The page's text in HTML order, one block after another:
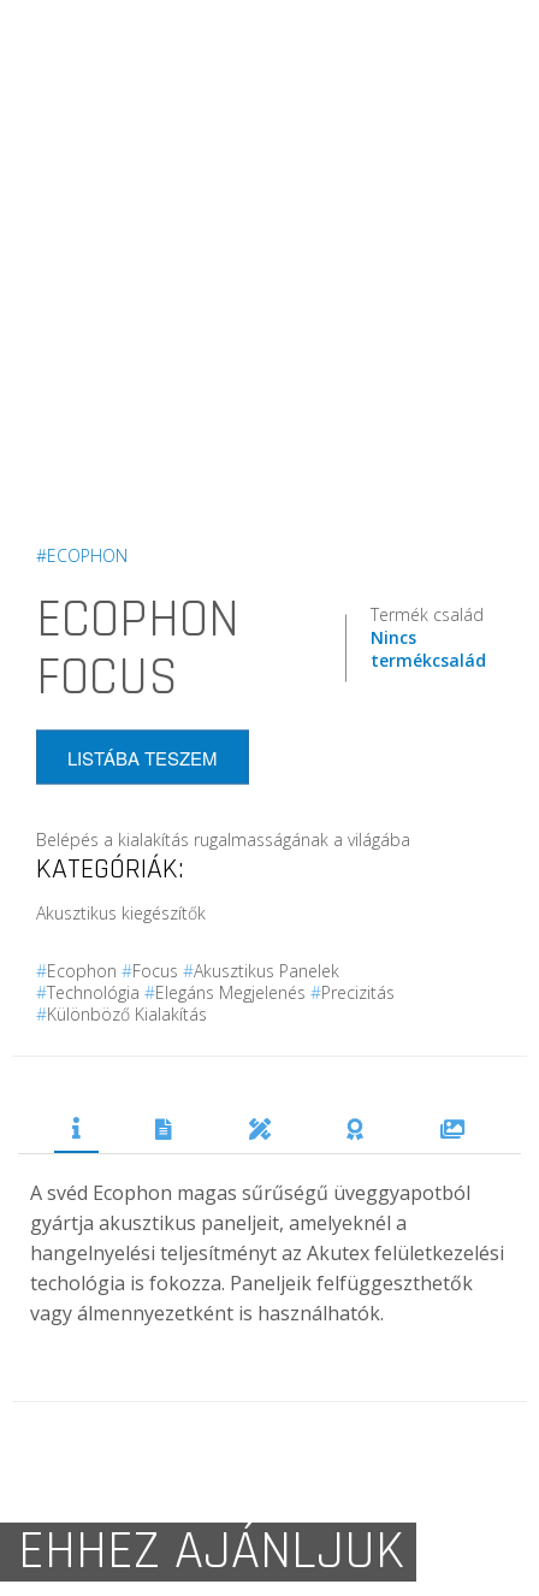
#ECOPHON
ECOPHON
FOCUS
Termék család
Nincs
termékcsalád
LISTÁBA TESZEM
Belépés a kialakítás rugalmasságának a világába
KATEGÓRIÁK:
Akusztikus kiegészítők
#Ecophon #Focus #Akusztikus Panelek
#Technológia #Elegáns Megjelenés #Precizitás
#Különböző Kialakítás
A svéd Ecophon magas sűrűségű üveggyapotból
gyártja akusztikus paneljeit, amelyeknél a
hangelnyelési teljesítményt az Akutex felületkezelési
techológia is fokozza. Paneljeik felfüggeszthetők
vagy álmennyezetként is használhatók.
EHHEZ AJÁNLJUK